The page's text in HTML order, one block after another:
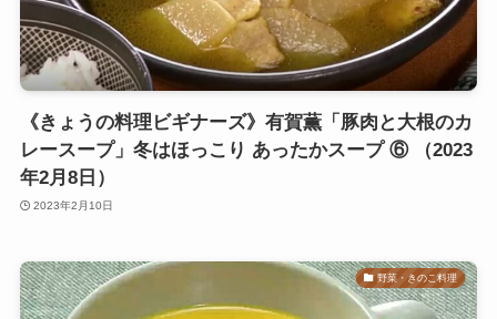
《きょうの料理ビギナーズ》有賀薫「豚肉と大根のカ
レースープ」冬はほっこり あったかスープ ⑥ （2023
年2月8日）
2023年2月10日
野菜・きのこ料理